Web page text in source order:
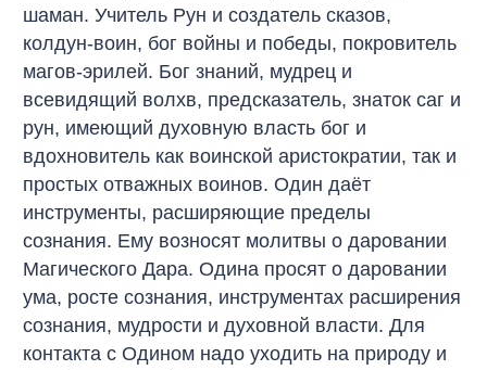
шаман. Учитель Рун и создатель сказов,
колдун-воин, бог войны и победы, покровитель
магов-эрилей. Бог знаний, мудрец и
всевидящий волхв, предсказатель, знаток саг и
рун, имеющий духовную власть бог и
вдохновитель как воинской аристократии, так и
простых отважных воинов. Один даёт
инструменты, расширяющие пределы
сознания. Ему возносят молитвы о даровании
Магического Дара. Одина просят о даровании
ума, росте сознания, инструментах расширения
сознания, мудрости и духовной власти. Для
контакта с Одином надо уходить на природу и